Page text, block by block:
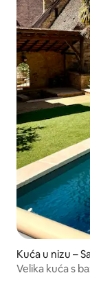
Kuća u nizu –
Velika kuća s